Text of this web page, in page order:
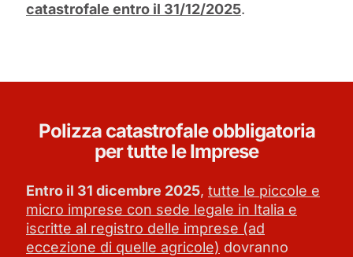
catastrofale entro il 31/12/2025.
Polizza catastrofale obbligatoria
per tutte le Imprese
Entro il 31 dicembre 2025, tutte le piccole e
micro imprese con sede legale in Italia e
iscritte al registro delle imprese (ad
eccezione di quelle agricole) dovranno